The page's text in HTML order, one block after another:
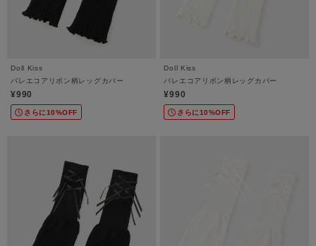
Doll Kiss
バレエコアリボン柄レッグカバー
¥990
さらに10%OFF
Doll Kiss
バレエコアリボン柄レッグカバー
¥990
さらに10%OFF